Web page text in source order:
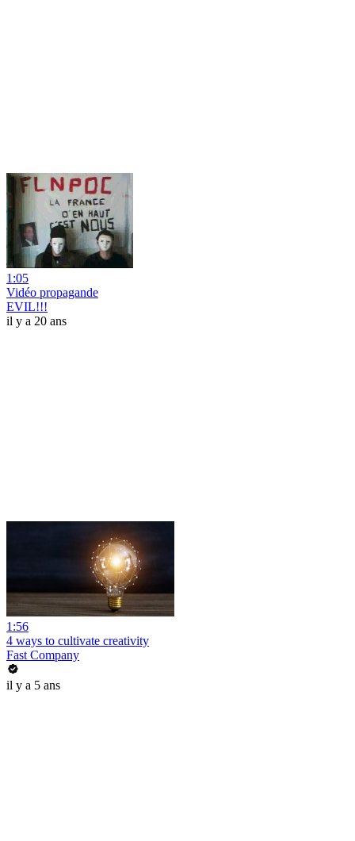
1:05
Vidéo propagande
EVIL!!!
il y a 20 ans
1:56
4 ways to cultivate creativity
Fast Company
il y a 5 ans